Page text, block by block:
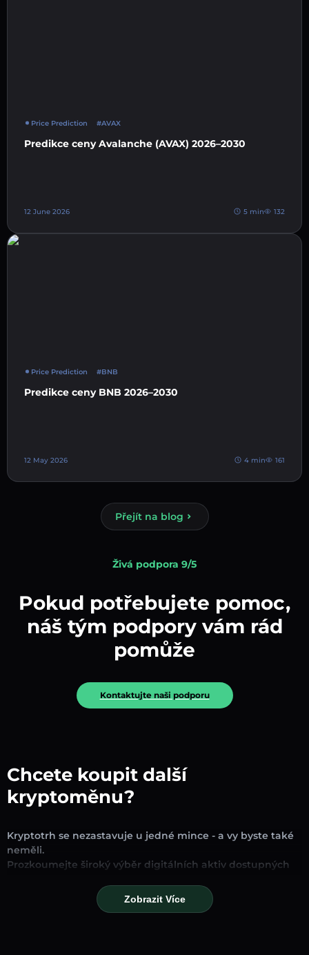
Price Prediction #AVAX
Predikce ceny Avalanche (AVAX) 2026–2030
12 June 2026 5 min 132
Price Prediction #BNB
Predikce ceny BNB 2026–2030
12 May 2026 4 min 161
Přejít na blog
Živá podpora 9/5
Pokud potřebujete pomoc,
náš tým podpory vám rád
pomůže
Kontaktujte naši podporu
Chcete koupit další
kryptoměnu?
Kryptotrh se nezastavuje u jedné mince - a vy byste také
neměli.
Prozkoumejte široký výběr digitálních aktiv dostupných
hledáte zavedené stablecoiny, slibné altcoiny nebo
trendové nové tokeny, najdete je všechny na jednom
Zobrazit Více